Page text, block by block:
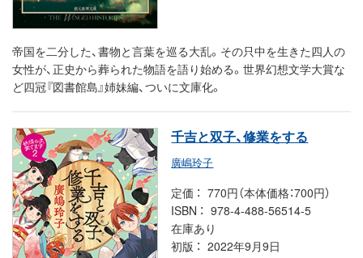
帝国を二分した、書物と言葉を巡る大乱。その只中を生きた四人の
女性が、正史から葬られた物語を語り始める。世界幻想文学大賞な
ど四冠『図書館島』姉妹編、ついに文庫化。
千吉と双子、修業をする
廣嶋玲子
定価
770円（本体価格：700円）
ISBN
978-4-488-56514-5
在庫あり
初版
2022年9月9日